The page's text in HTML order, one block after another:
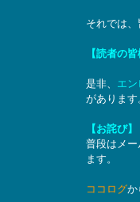
それでは、
【読者の
是非、 エ
があります
【お詫び】
普段はメ
ます。
ココログか